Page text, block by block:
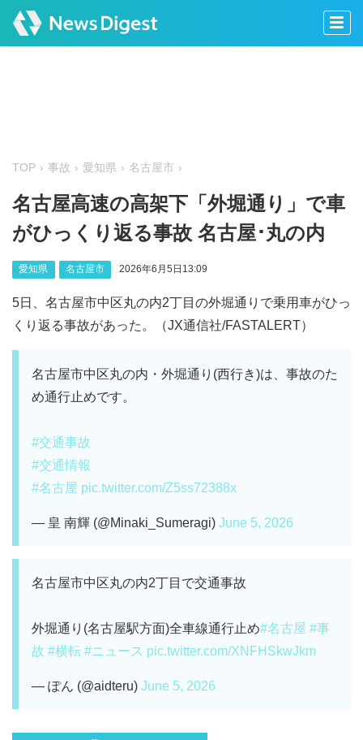
TOP 事故 愛知県 名古屋市
名古屋高速の高架下「外堀通り」で車
がひっくり返る事故 名古屋･丸の内
愛知県 名古屋市 2026年6月5日13:09
5日、名古屋市中区丸の内2丁目の外堀通りで乗用車がひっ
くり返る事故があった。（JX通信社/FASTALERT）
名古屋市中区丸の内・外堀通り(西行き)は、事故のた
め通行止めです。
#交通事故
#交通情報
#名古屋 pic.twitter.com/Z5ss72388x
— 皇 南輝 (@Minaki_Sumeragi) June 5, 2026
名古屋市中区丸の内2丁目で交通事故
外堀通り(名古屋駅方面)全車線通行止め#名古屋 #事
故 #横転 #ニュース pic.twitter.com/XNFHSkwJkm
— ぽん (@aidteru) June 5, 2026